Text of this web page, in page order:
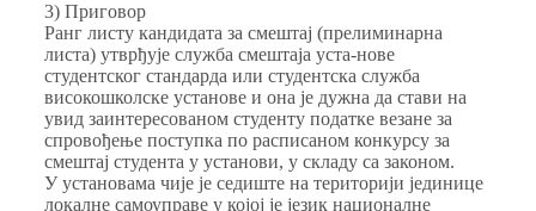
3) Приговор
Ранг листу кандидата за смештај (прелиминарна
листа) утврђује служба смештаја уста-нове
студентског стандарда или студентска служба
високошколске установе и она је дужна да стави на
увид заинтересованом студенту податке везане за
спровођење поступка по расписаном конкурсу за
смештај студента у установи, у складу са законом.
У установама чије је седиште на територији јединице
локалне самоуправе у којој је језик националне